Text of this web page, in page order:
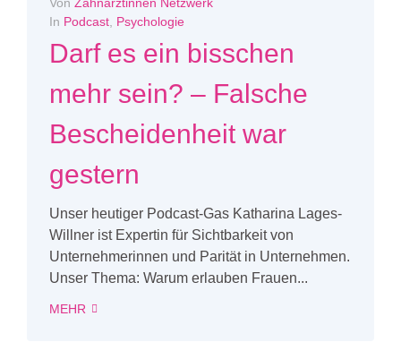
Von Zahnärztinnen Netzwerk
In Podcast, Psychologie
Darf es ein bisschen
mehr sein? – Falsche
Bescheidenheit war
gestern
Unser heutiger Podcast-Gas Katharina Lages-
Willner ist Expertin für Sichtbarkeit von
Unternehmerinnen und Parität in Unternehmen.
Unser Thema: Warum erlauben Frauen...
MEHR